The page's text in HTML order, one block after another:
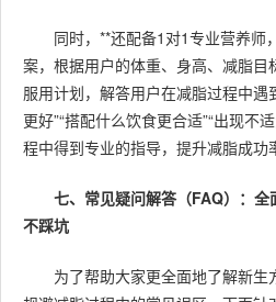
同时，**还配备1对1专业营养师
案，根据用户的体重、身高、减脂目
服用计划，解答用户在减脂过程中遇
更好”“搭配什么饮食更合适”“出现不
程中得到专业的指导，提升减脂成功
七、常见疑问解答（FAQ）：
不踩坑
为了帮助大家更全面地了解新生